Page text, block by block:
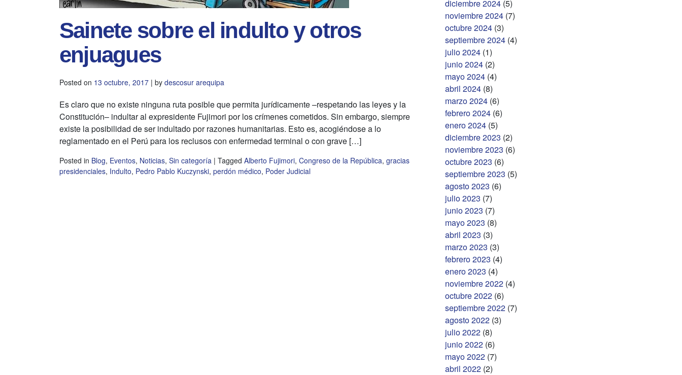
Sainete sobre el indulto y otros
enjuagues
Posted on 13 octubre, 2017 | by descosur arequipa
Es claro que no existe ninguna ruta posible que permita jurídicamente –respetando las leyes y la
Constitución– indultar al expresidente Fujimori por los crímenes cometidos. Sin embargo, siempre
existe la posibilidad de ser indultado por razones humanitarias. Esto es, acogiéndose a lo
reglamentado en el Perú para los reclusos con enfermedad terminal o con grave […]
Posted in Blog, Eventos, Noticias, Sin categoría | Tagged Alberto Fujimori, Congreso de la República, gracias
presidenciales, Indulto, Pedro Pablo Kuczynski, perdón médico, Poder Judicial
diciembre 2024 (5)
noviembre 2024 (7)
octubre 2024 (3)
septiembre 2024 (4)
julio 2024 (1)
junio 2024 (2)
mayo 2024 (4)
abril 2024 (8)
marzo 2024 (6)
febrero 2024 (6)
enero 2024 (5)
diciembre 2023 (2)
noviembre 2023 (6)
octubre 2023 (6)
septiembre 2023 (5)
agosto 2023 (6)
julio 2023 (7)
junio 2023 (7)
mayo 2023 (8)
abril 2023 (3)
marzo 2023 (3)
febrero 2023 (4)
enero 2023 (4)
noviembre 2022 (4)
octubre 2022 (6)
septiembre 2022 (7)
agosto 2022 (3)
julio 2022 (8)
junio 2022 (6)
mayo 2022 (7)
abril 2022 (2)